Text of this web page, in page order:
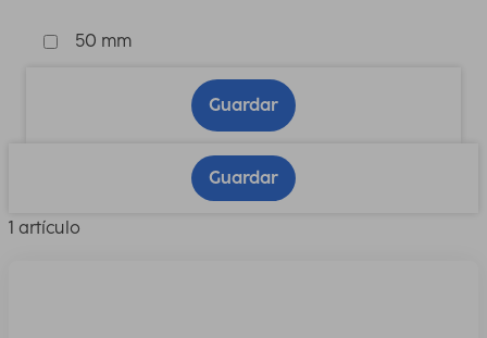
50 mm
Guardar
Guardar
1 artículo